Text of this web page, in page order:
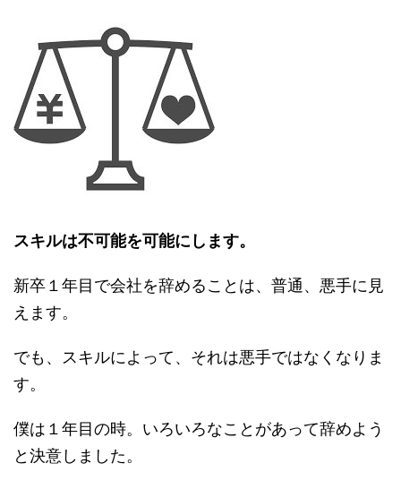
スキルは不可能を可能にします。
新卒１年目で会社を辞めることは、普通、悪手に見
えます。
でも、スキルによって、それは悪手ではなくなりま
す。
僕は１年目の時。いろいろなことがあって辞めよう
と決意しました。